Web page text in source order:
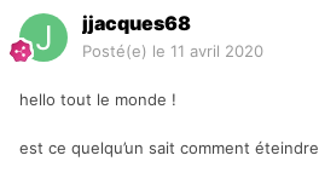
jjacques68
Posté(e) le 11 avril 2020
hello tout le monde !
est ce quelqu’un sait comment